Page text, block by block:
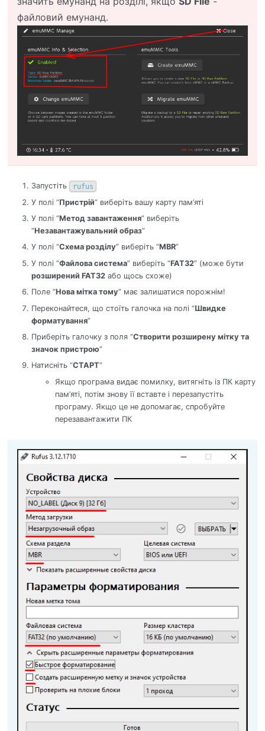
файловий емунанд.
Запустіть rufus
У полі “Пристрій” виберіть вашу карту пам’яті
У полі “Метод завантаження” виберіть
“Незавантажувальний образ”
У полі “Схема розділу” виберіть “MBR”
У полі “Файлова система” виберіть “FAT32” (може бути
розширений FAT32або щось схоже)
Поле “Нова мітка тому” має залишатися порожнім!
Переконайтеся, що стоїть галочка на полі “Швидке
форматування”
Приберіть галочку з поля “Створити розширену мітку та
значок пристрою”
Натисніть “СТАРТ”
Якщо програма видає помилку, витягніть із ПК карту
пам’яті, потім знову її вставте і перезапустіть
програму. Якщо це не допомагає, спробуйте
перезавантажити ПК